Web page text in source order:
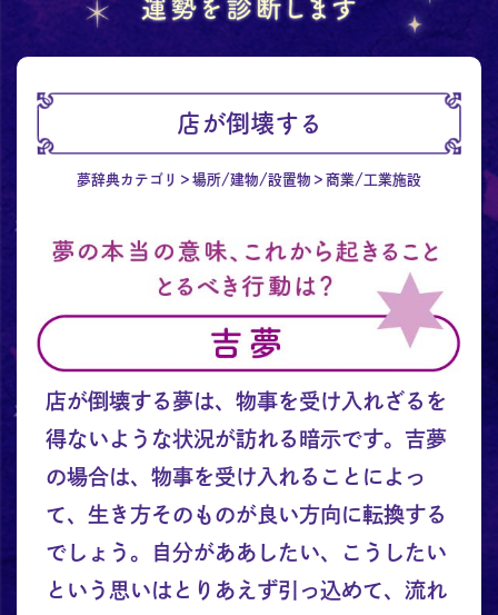
店が倒壊する
夢辞典カテゴリ 場所/建物/設置物 商業/工業施設
店が倒壊する夢は、物事を受け入れざるを
得ないような状況が訪れる暗示です。吉夢
の場合は、物事を受け入れることによっ
て、生き方そのものが良い方向に転換する
でしょう。自分がああしたい、こうしたい
という思いはとりあえず引っ込めて、流れ